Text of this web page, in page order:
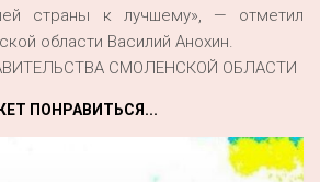
страны к лучшему», — отметил
области Василий Анохин.
СМОЛЕНСКОЙ ОБЛАСТИ
ПОНРАВИТЬСЯ...